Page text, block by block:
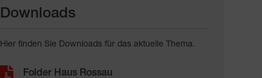
Downloads
Hier finden Sie Downloads für das aktuelle Thema.
Folder Haus Rossau